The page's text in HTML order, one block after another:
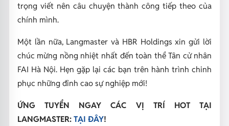
trọng viết nên câu chuyện thành công tiếp theo của
chính mình.
Một lần nữa, Langmaster và HBR Holdings xin gửi lời
chúc mừng nồng nhiệt nhất đến toàn thể Tân cử nhân
FAI Hà Nội. Hẹn gặp lại các bạn trên hành trình chinh
phục những đỉnh cao sự nghiệp mới!
ỨNG TUYỂN NGAY CÁC VỊ TRÍ HOT TẠI
LANGMASTER: TẠI ĐÂY!